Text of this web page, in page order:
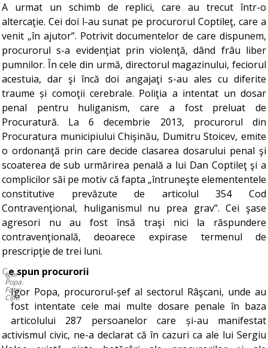
A urmat un schimb de replici, care au trecut într-o
altercaţie. Cei doi l-au sunat pe procurorul Coptileţ, care a
venit „în ajutor”. Potrivit documentelor de care dispunem,
procurorul s-a evidenţiat prin violenţă, dând frâu liber
pumnilor. În cele din urmă, directorul magazinului, feciorul
acestuia, dar şi încă doi angajaţi s-au ales cu diferite
traume și comoţii cerebrale. Poliţia a intentat un dosar
penal pentru huliganism, care a fost preluat de
Procuratură. La 6 decembrie 2013, procurorul din
Procuratura municipiului Chişinău, Dumitru Stoicev, emite
o ordonanţă prin care decide clasarea dosarului penal şi
scoaterea de sub urmărirea penală a lui Dan Coptileţ şi a
complicilor săi pe motiv că fapta „întruneşte elemententele
constitutive prevăzute de articolul 354 Cod
Contravenţional, huliganismul nu prea grav”. Cei şase
agresori nu au fost însă traşi nici la răspundere
contravenţională, deoarece expirase termenul de
prescripţie de trei luni.
Ce spun procurorii
Igor
Popa.
Foto:
CIJM
Igor Popa, procurorul-șef al sectorul Râşcani, unde au
fost intentate cele mai multe dosare penale în baza
articolului 287 persoanelor care și-au manifestat
activismul civic, ne-a declarat că în cazuri ca ale lui Sergiu